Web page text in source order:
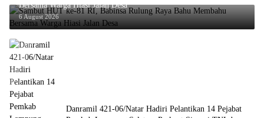
Bersama Warga Hiasi Jalan Desa
6 August 2026
Danramil 421-06/Natar Hadiri Pelantikan 14 Pejabat